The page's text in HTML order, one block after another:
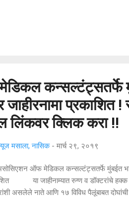
मधून तर नाशिक रोड येथील रेजिमेंटल प्लाज़ा
कन्सल्टंट्सतर्फे
जाहीरनामा प्रकाशित !
लिंकवर क्लिक करा !!
मसाला, नासिक - मार्च २९, २०१९
ऑफ मेडिकल कन्सल्टंट्सतर्फे मुंबईत
या जाहीनाम्यात रुग्ण व डॉक्टरांचे
असलेले नाते आणि १७ विविध पैलूंबाबत